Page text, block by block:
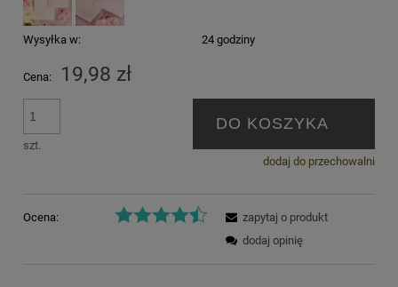
Wysyłka w: 24 godziny
Cena: 19,98 zł
szt.
DO KOSZYKA
dodaj do przechowalni
Ocena:
zapytaj o produkt
dodaj opinię